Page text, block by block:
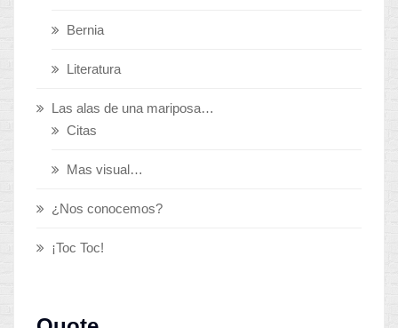
Bernia
Literatura
Las alas de una mariposa…
Citas
Mas visual…
¿Nos conocemos?
¡Toc Toc!